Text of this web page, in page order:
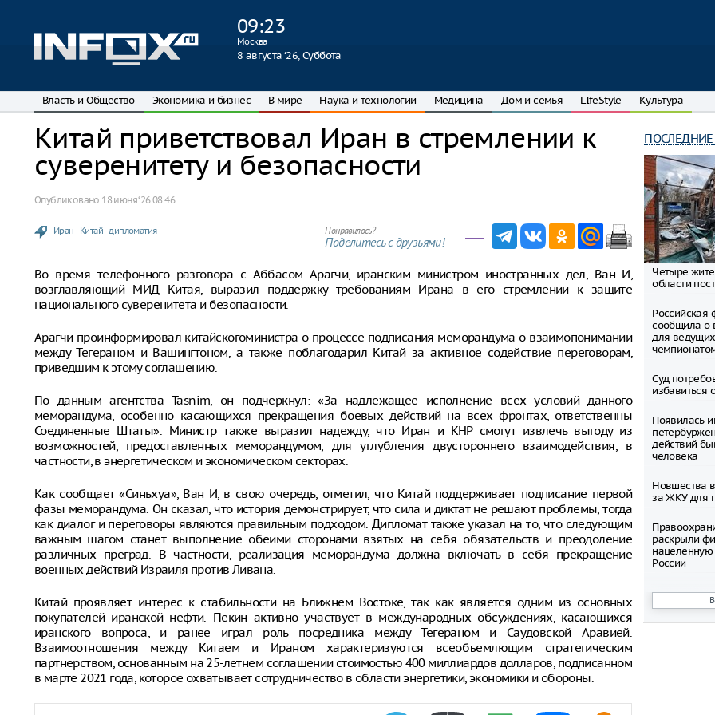
09:23
Москва
8 августа ‘26, Суббота
Власть и Общество Экономика и бизнес В мире Наука и технологии Медицина Дом и семья LIfeStyle Культура
Китай приветствовал Иран в стремлении к
суверенитету и безопасности
Опубликовано 18 июня ‘26 08:46
Иран Китай дипломатия Понравилось?
Поделитесь с друзьями!
Во время телефонного разговора с Аббасом Арагчи, иранским министром иностранных дел, Ван И,
возглавляющий МИД Китая, выразил поддержку требованиям Ирана в его стремлении к защите
национального суверенитета и безопасности.
Арагчи проинформировал китайскогоминистра о процессе подписания меморандума о взаимопонимании
между Тегераном и Вашингтоном, а также поблагодарил Китай за активное содействие переговорам,
приведшим к этому соглашению.
По данным агентства Tasnim, он подчеркнул: «За надлежащее исполнение всех условий данного
меморандума, особенно касающихся прекращения боевых действий на всех фронтах, ответственны
Соединенные Штаты». Министр также выразил надежду, что Иран и КНР смогут извлечь выгоду из
возможностей, предоставленных меморандумом, для углубления двустороннего взаимодействия, в
частности, в энергетическом и экономическом секторах.
Как сообщает «Синьхуа», Ван И, в свою очередь, отметил, что Китай поддерживает подписание первой
фазы меморандума. Он сказал, что история демонстрирует, что сила и диктат не решают проблемы, тогда
как диалог и переговоры являются правильным подходом. Дипломат также указал на то, что следующим
важным шагом станет выполнение обеими сторонами взятых на себя обязательств и преодоление
различных преград. В частности, реализация меморандума должна включать в себя прекращение
военных действий Израиля против Ливана.
Китай проявляет интерес к стабильности на Ближнем Востоке, так как является одним из основных
покупателей иранской нефти. Пекин активно участвует в международных обсуждениях, касающихся
иранского вопроса, и ранее играл роль посредника между Тегераном и Саудовской Аравией.
Взаимоотношения между Китаем и Ираном характеризуются всеобъемлющим стратегическим
партнерством, основанным на 25-летнем соглашении стоимостью 400 миллиардов долларов, подписанном
в марте 2021 года, которое охватывает сотрудничество в области энергетики, экономики и обороны.
Четыре
области
Российская
сообщила о
для
Суд
избавиться
Появилась
действий
человека
Новшества
за ЖКУ для
раскрыли
нацеленную
России
Северные